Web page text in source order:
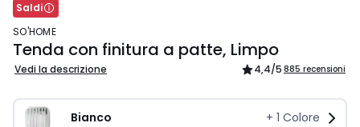
Saldi
SO'HOME
Tenda con finitura a patte, Limpo
Vedi la descrizione 4,4/5 885 recensioni
Bianco + 1 Colore